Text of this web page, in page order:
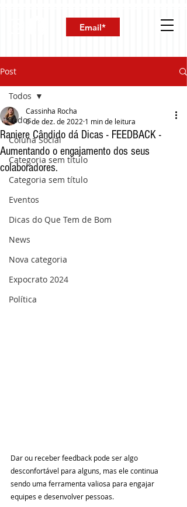
Post
Todos
Coluna Social
Categoria sem título
Categoria sem título
Eventos
Dicas do Que Tem de Bom
News
Nova categoria
Expocrato 2024
Política
Todos
Raniere Cândido dá Dicas - FEEDBACK -
Aumentando o engajamento dos seus
colaboradores.
Cassinha Rocha
6 de dez. de 2022 1 min de leitura
Dar ou receber feedback pode ser algo
desconfortável para alguns, mas ele continua
sendo uma ferramenta valiosa para engajar
equipes e desenvolver pessoas.